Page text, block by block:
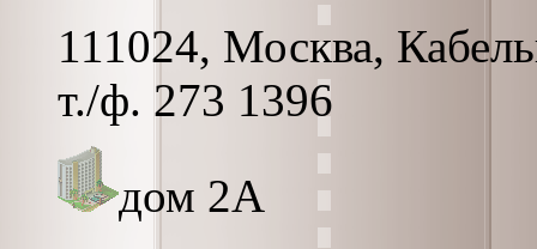
111024, Москва,
т./ф. 273 1396
дом 2А